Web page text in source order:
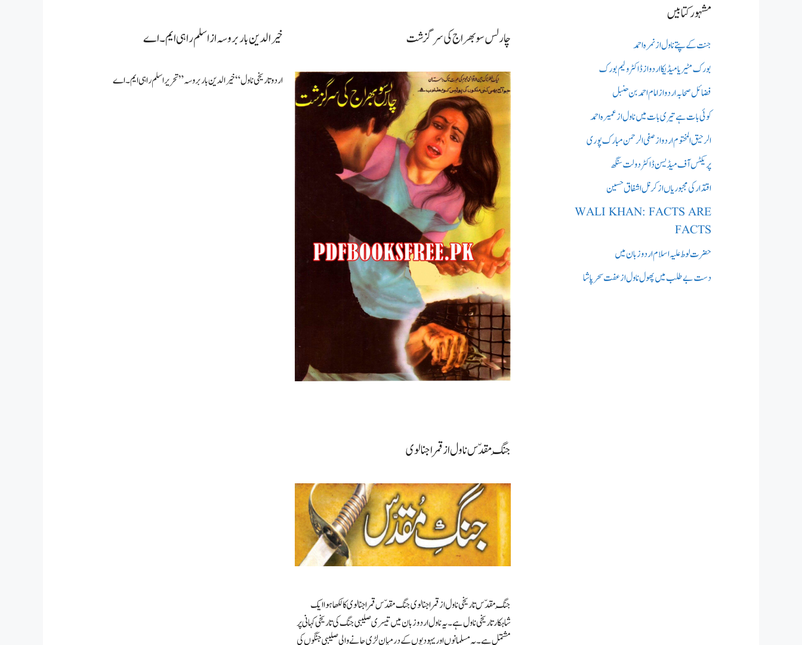
چارلس سوبھراج کی سرگزشت خیرالدین باربروسہ از اسلم راہی ایم۔اے
اردو تاریخی ناول “خیرالدین باربروسہ” تحریر اسلم راہی ایم۔اے
جنگِ مقدّس ناول از قمر اجنالوی
جنگِ مقدّس تاریخی ناول از قمر اجنالوی جنگ مقدّس قمر اجنالوی کا لکھا ہوا ایک
شاہکار تاریخی ناول ہے۔ یہ ناول اردو زبان میں تیسری صلیبی جنگ کی تاریخی کہانی پر
مشتمل ہے۔یہ مسلمانوں اور یہودیوں کے درمیان لڑی جانے والی صلیبی جنگوں کی
مشہور کتابیں
جنت کے پتے ناول از نمرہ احمد
بورک مٹیریا میڈیکااردو از ڈاکٹر ولیم بورک
فضائل صحابہ اردو از امام احمد بن حنبل
کوئی بات ہے تیری بات میں ناول از عمیرہ احمد
الرحیق المختوم اردو از صفی الرحمن مبارک پوری
پریکٹس آف میڈیسن ڈاکٹر دولت سنگھ
اقتدار کی مجبوریاں از کرنل اشفاق حسین
WALI KHAN: FACTS ARE
FACTS
حضرت لوط علیہ اسلام اردو زبان میں
دست بے طلب میں‌پھول ناول از عفت سحر پاشا